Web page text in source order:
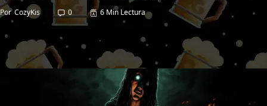
Por CozyKis 0 6 Min Lectura